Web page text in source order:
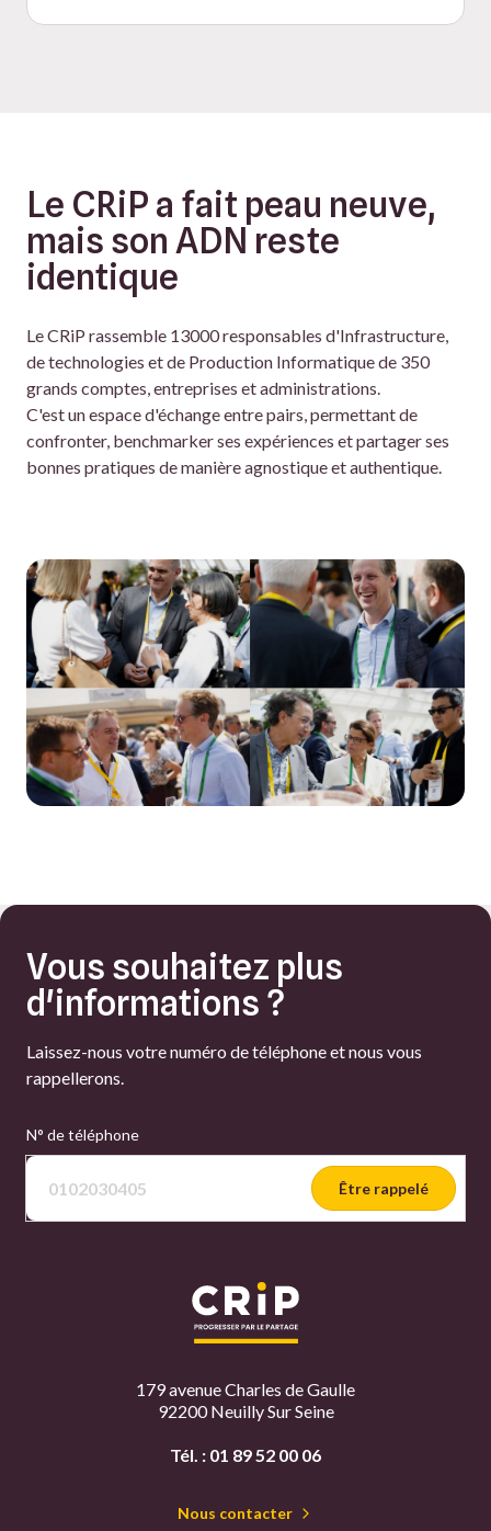
Le CRiP a fait peau neuve,
mais son ADN reste
identique
Le CRiP rassemble 13000 responsables d'Infrastructure,
de technologies et de Production Informatique de 350
grands comptes, entreprises et administrations.
C'est un espace d'échange entre pairs, permettant de
confronter, benchmarker ses expériences et partager ses
bonnes pratiques de manière agnostique et authentique.
Vous souhaitez plus
d'informations ?
Laissez-nous votre numéro de téléphone et nous vous
rappellerons.
N° de téléphone
Être rappelé
179 avenue Charles de Gaulle
92200 Neuilly Sur Seine
Tél. : 01 89 52 00 06
Nous contacter